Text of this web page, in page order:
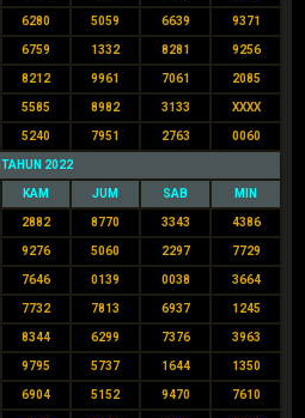
6280 5059 6639 9371
6759 1332 8281 9256
8212 9961 7061 2085
5585 8982 3133 XXXX
5240 7951 2763 0060
TAHUN 2022
KAM JUM SAB MIN
2882 8770 3343 4386
9276 5060 2297 7729
7646 0139 0038 3664
7732 7813 6937 1245
8344 6299 7376 3963
9795 5737 1644 1350
6904 5152 9470 7610